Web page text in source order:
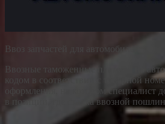
Ввоз запчастей для автомобилей
Ввозные таможенные платежи на
кодом в соответствии с товарной
оформления, на котором специалист
в позиции, где ставка ввозной